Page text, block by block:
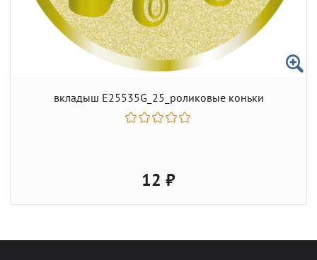
вкладыш E25535G_25_роликовые коньки
12 ₽